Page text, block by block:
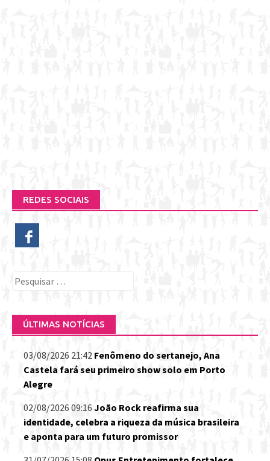
REDES SOCIAIS
Pesquisar
ÚLTIMAS NOTÍCIAS
03/08/2026 21:42 Fenômeno do sertanejo, Ana
Castela fará seu primeiro show solo em Porto
Alegre
02/08/2026 09:16 João Rock reafirma sua
identidade, celebra a riqueza da música brasileira
e aponta para um futuro promissor